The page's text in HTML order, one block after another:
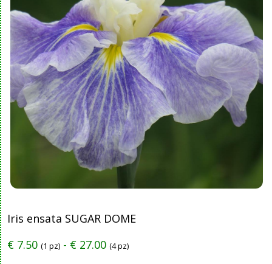
Iris ensata SUGAR DOME
€ 7.50 (1 pz) - € 27.00 (4 pz)